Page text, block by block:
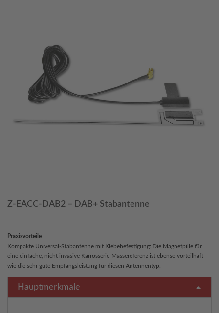
Z-EACC-DAB2 – DAB+ Stabantenne
Praxisvorteile
Kompakte Universal-Stabantenne mit Klebebefestigung: Die Magnetpille für
eine einfache, nicht invasive Karrosserie-Massereferenz ist ebenso vorteilhaft
wie die sehr gute Empfangsleistung für diesen Antennentyp.
Hauptmerkmale